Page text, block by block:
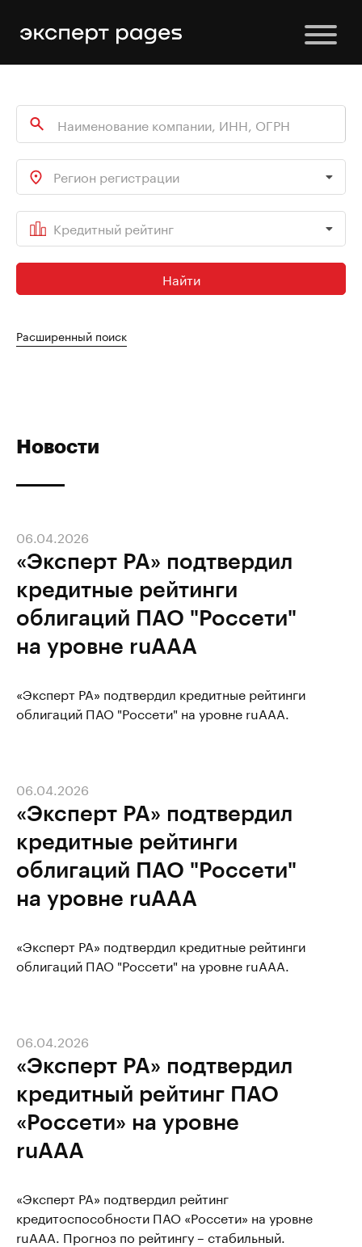
Регион регистрации
Кредитный рейтинг
Найти
Расширенный поиск
Новости
«Эксперт РА» подтвердил
кредитные рейтинги
облигаций ПАО "Россети"
на уровне ruAAA
06.04.2026
«Эксперт РА» подтвердил кредитные рейтинги
облигаций ПАО "Россети" на уровне ruAAA.
«Эксперт РА» подтвердил
кредитные рейтинги
облигаций ПАО "Россети"
на уровне ruAAA
06.04.2026
«Эксперт РА» подтвердил кредитные рейтинги
облигаций ПАО "Россети" на уровне ruAAA.
«Эксперт РА» подтвердил
кредитный рейтинг ПАО
«Россети» на уровне
ruAAA
06.04.2026
«Эксперт РА» подтвердил рейтинг
кредитоспособности ПАО «Россети» на уровне
ruAAA. Прогноз по рейтингу – стабильный.